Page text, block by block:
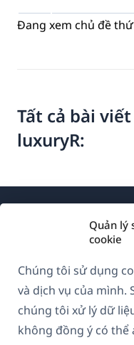
Quản lý
cookie
Chúng tôi sử dụng
và dịch vụ của mình.
chúng tôi xử lý dữ
không đồng ý có
Đang xem chủ đề
Tất cả bài
luxuryR:
GDPR &
Tham gia